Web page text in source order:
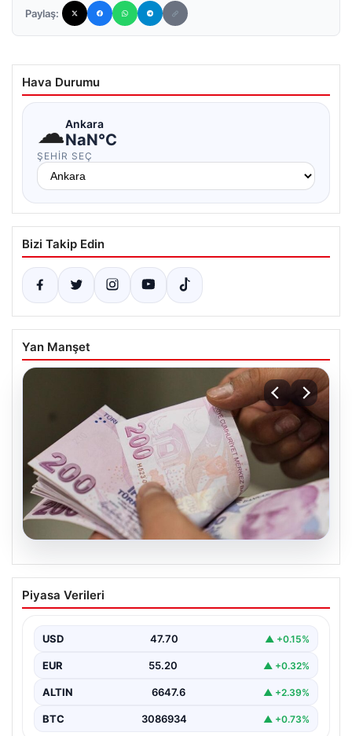
Paylaş:
Hava Durumu
☁Ankara
NaN°C
ŞEHIR SEÇ
Bizi Takip Edin
Yan Manşet
06.08.2026
2026 Kurban Bayramı Emekli İkramiyesi
Ne Zaman Yatacak? Detaylar Burada
milyon emekli vatandaşın merakla beklediği bayram
ikramiyesi…
Piyasa Verileri
USD 47.70 ▲ +0.15%
EUR 55.20 ▲ +0.32%
ALTIN 6647.6 ▲ +2.39%
BTC 3086934 ▲ +0.73%